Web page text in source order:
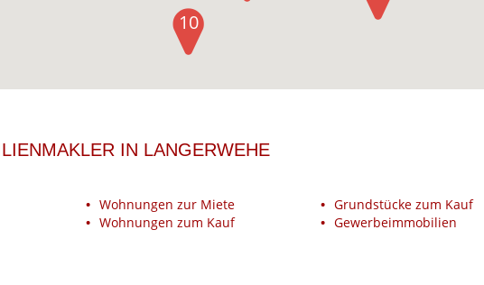
10
IN LANGERWEHE
Wohnungen zur Miete
Wohnungen zum Kauf
Grundstücke zum Kauf
Gewerbeimmobilien